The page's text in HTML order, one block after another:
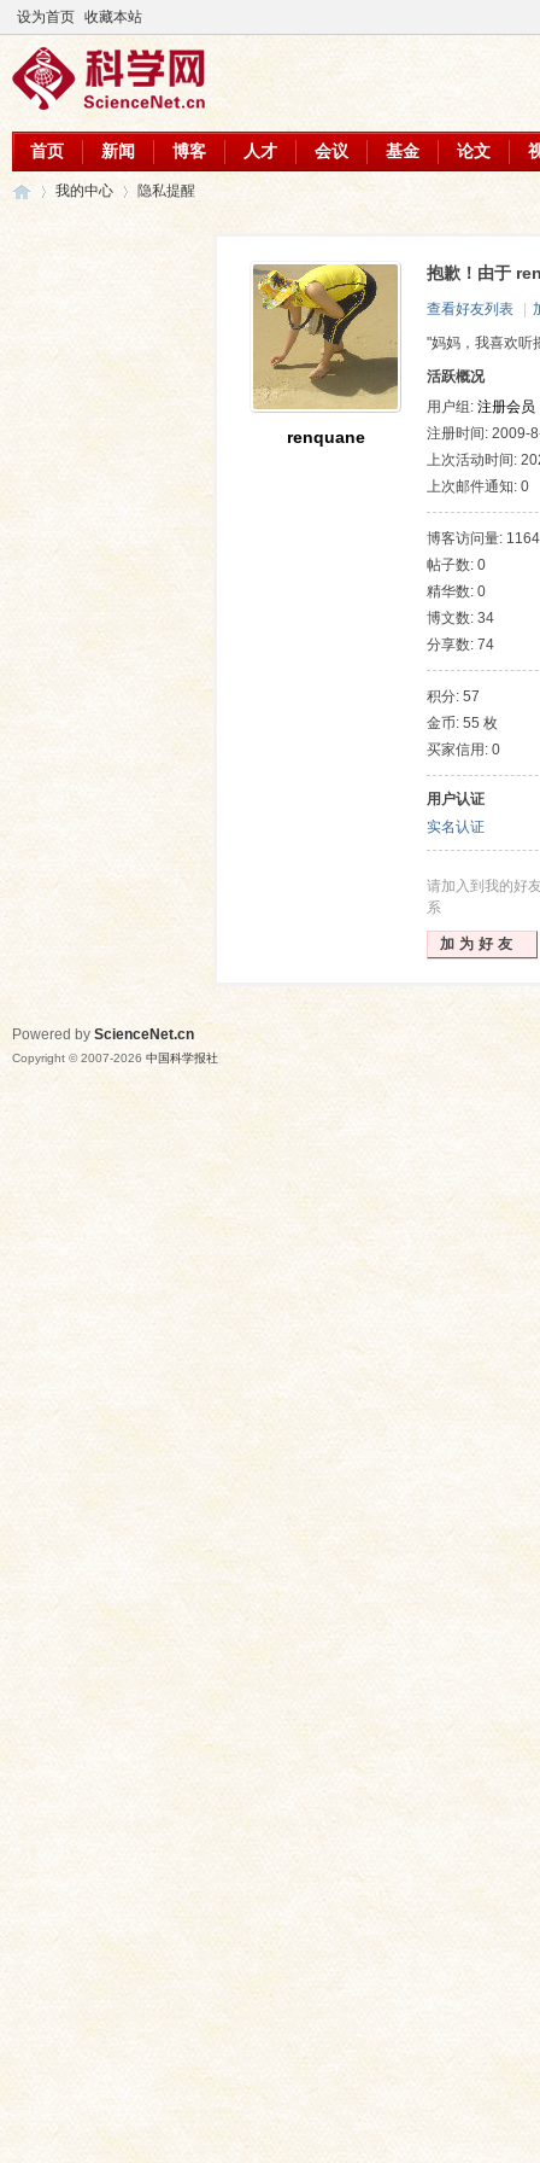
设为首页 收藏本站
首页 新闻 博客 人才 会议 基金 论文
我的中心 隐私提醒
renquane
抱歉！由于
查看好友列表
"妈妈，我喜欢听
活跃概况
用户组: 注册会员
注册时间: 2009-
上次活动时间:
上次邮件通知: 0
博客访问量:
帖子数: 0
精华数: 0
博文数: 34
分享数: 74
积分: 57
金币: 55 枚
买家信用: 0
用户认证
实名认证
请加入到我的好
系
加为好友
Powered by ScienceNet.cn
Copyright © 2007-2026 中国科学报社